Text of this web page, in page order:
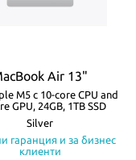
цвята – Silver,
имат
на гаранционно
(официални
Air 13"
M5 с 10-core CPU and
GPU, 24GB, 1TB SSD
Silver
гаранция и за бизнес
клиенти